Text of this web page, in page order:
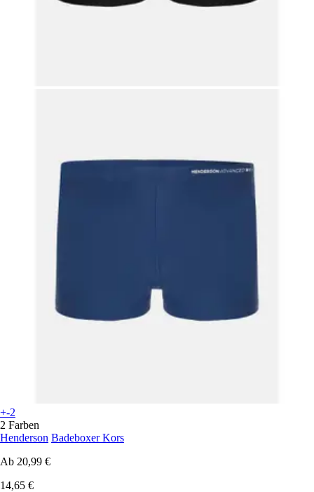
+-2
2 Farben
Henderson Badeboxer Kors
Ab 20,99 €
14,65 €